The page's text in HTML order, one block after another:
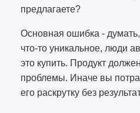
предлагаете?
Основная ошибка -
что-то уникальное, люди
это купить. Продукт
проблемы. Иначе вы
его раскрутку без